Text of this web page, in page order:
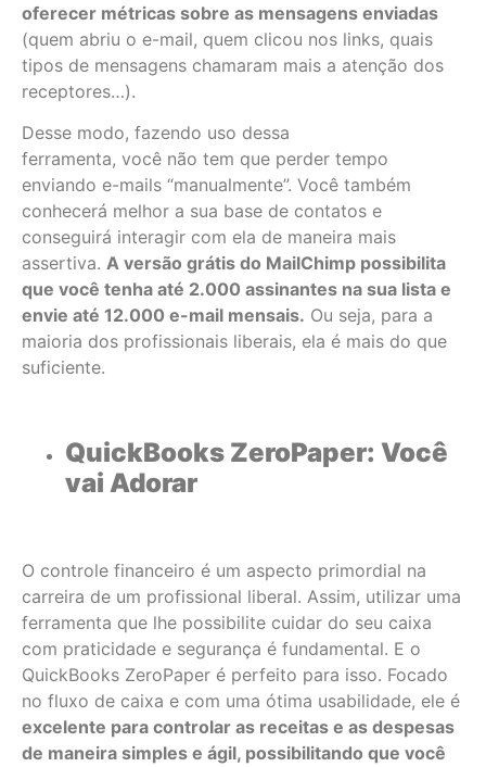
oferecer métricas sobre as mensagens enviadas
(quem abriu o e-mail, quem clicou nos links, quais
tipos de mensagens chamaram mais a atenção dos
receptores…).
Desse modo, fazendo uso dessa
ferramenta, você não tem que perder tempo
enviando e-mails “manualmente”. Você também
conhecerá melhor a sua base de contatos e
conseguirá interagir com ela de maneira mais
assertiva. A versão grátis do MailChimp possibilita
que você tenha até 2.000 assinantes na sua lista e
envie até 12.000 e-mail mensais. Ou seja, para a
maioria dos profissionais liberais, ela é mais do que
suficiente.
QuickBooks ZeroPaper: Você
vai Adorar
O controle financeiro é um aspecto primordial na
carreira de um profissional liberal. Assim, utilizar uma
ferramenta que lhe possibilite cuidar do seu caixa
com praticidade e segurança é fundamental. E o
QuickBooks ZeroPaper é perfeito para isso. Focado
no fluxo de caixa e com uma ótima usabilidade, ele é
excelente para controlar as receitas e as despesas
de maneira simples e ágil, possibilitando que você